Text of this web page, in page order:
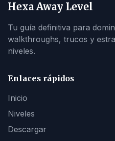
Hexa Away Level
Tu guía definitiva para
walkthroughs, trucos y
niveles.
Enlaces rápidos
Inicio
Niveles
Descargar